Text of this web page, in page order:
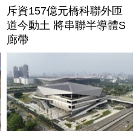
斥資157億元橋科聯外匝
道今動土 將串聯半導體S
廊帶